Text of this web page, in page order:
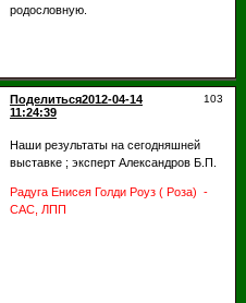
родословную.
Поделиться 103
2012-04-14
11:24:39
Наши результаты на сегодняшней
выставке ; эксперт Александров Б.П.
Радуга Енисея Голди Роуз ( Роза) -
САС, ЛПП